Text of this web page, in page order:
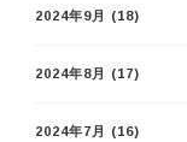
2024年9月 (18)
2024年8月 (17)
2024年7月 (16)